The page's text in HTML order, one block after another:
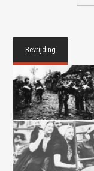
Bevrijding